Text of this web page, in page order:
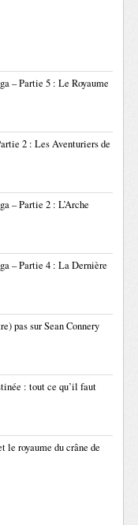
– Partie 5 : Le Royaume
2 : Les Aventuriers de
– Partie 2 : L’Arche
– Partie 4 : La Dernière
pas sur Sean Connery
: tout ce qu’il faut
le royaume du crâne de